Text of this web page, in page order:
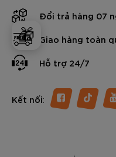
🎁
Đổi trả hàng 07
Giao hàng toàn
Hỗ trợ 24/7
Kết nối: